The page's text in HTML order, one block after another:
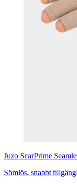
Juzo ScarPrime
Sömlös, snabbt